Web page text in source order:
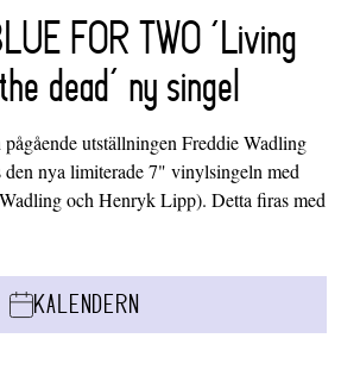
FOR TWO ‘Living
dead’ ny singel
utställningen Freddie Wadling
nya limiterade 7" vinylsingeln med
och Henryk Lipp). Detta firas med
KALENDERN